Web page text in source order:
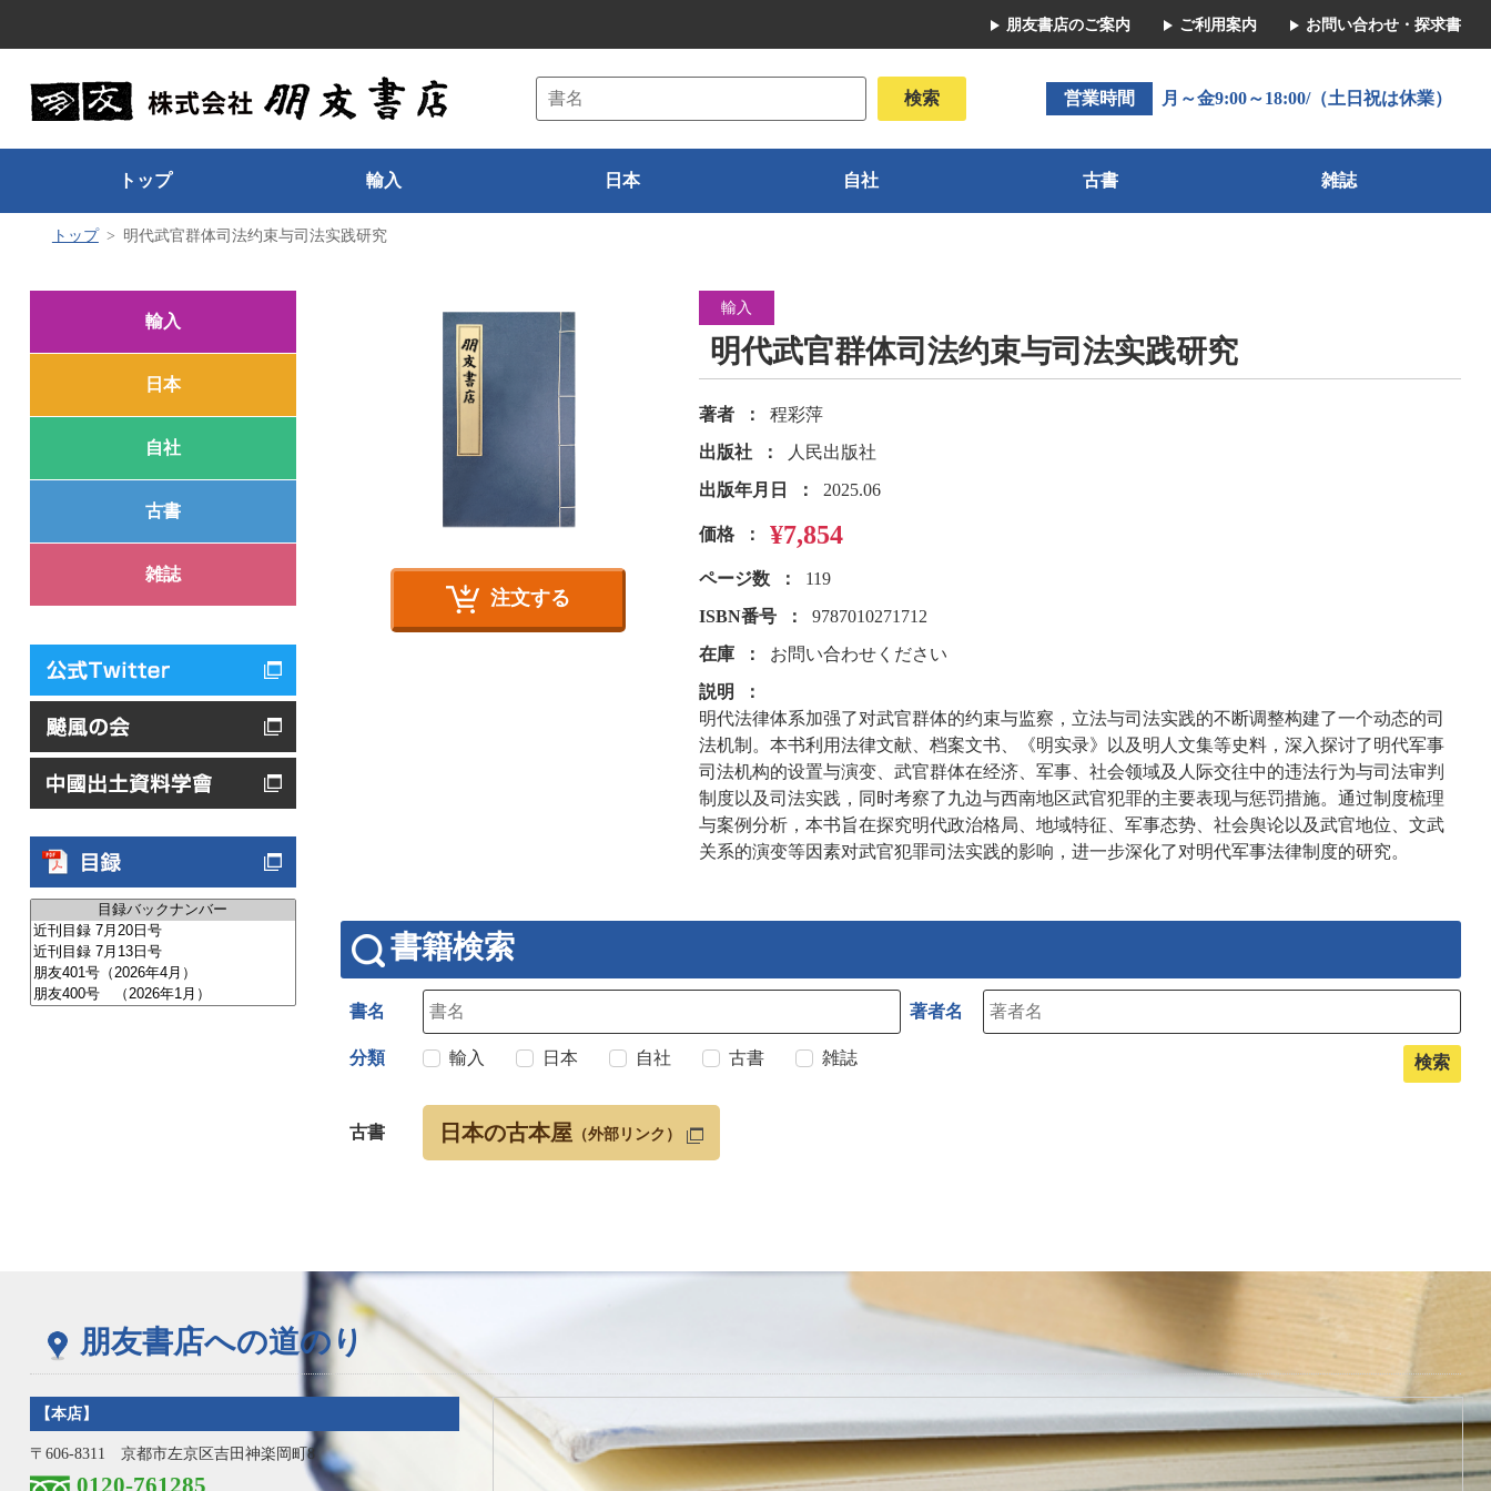
朋友書店のご案内 ご利用案内 お問い合わせ・探求書
営業時間 月～金9:00～18:00/（土日祝は休業）
トップ 輸入 日本 自社 古書 雑誌
トップ 明代武官群体司法约束与司法实践研究
輸入
日本
自社
古書
雑誌
注文する
輸入
明代武官群体司法约束与司法实践研究
著者
程彩萍
出版社
人民出版社
出版年月日
2025.06
価格 ¥7,854
ページ数
119
ISBN番号
9787010271712
在庫
お問い合わせください
説明
明代法律体系加强了对武官群体的约束与监察，立法与司法实践的不断调整构建了一个动态的司
法机制。本书利用法律文献、档案文书、《明实录》以及明人文集等史料，深入探讨了明代军事
司法机构的设置与演变、武官群体在经济、军事、社会领域及人际交往中的违法行为与司法审判
制度以及司法实践，同时考察了九边与西南地区武官犯罪的主要表现与惩罚措施。通过制度梳理
与案例分析，本书旨在探究明代政治格局、地域特征、军事态势、社会舆论以及武官地位、文武
关系的演变等因素对武官犯罪司法实践的影响，进一步深化了对明代军事法律制度的研究。
書籍検索
書名 著者名
分類 輸入 日本 自社 古書 雑誌
古書 日本の古本屋 （外部リンク）
朋友書店への道のり
【本店】
〒606-8311 京都市左京区吉田神楽岡町8